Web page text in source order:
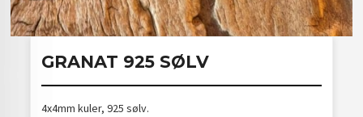
GRANAT 925 SØLV
4x4mm kuler, 925 sølv.